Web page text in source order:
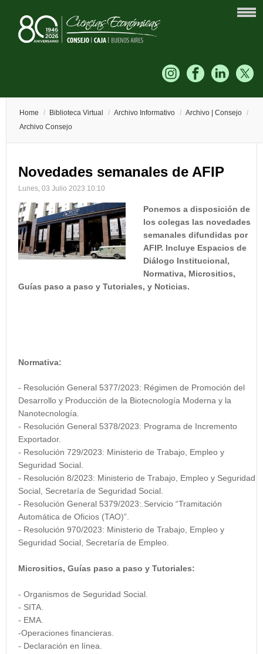
Home / Biblioteca Virtual / Archivo Informativo / Archivo | Consejo /
Archivo Consejo
Novedades semanales de AFIP
Lunes, 03 Julio 2023 10:10
Ponemos a disposición de
los colegas las novedades
semanales difundidas por
AFIP. Incluye Espacios de
Diálogo Institucional,
Normativa, Micrositios,
Guías paso a paso y Tutoriales, y Noticias.
Normativa:
- Resolución General 5377/2023: Régimen de Promoción del
Desarrollo y Producción de la Biotecnología Moderna y la
Nanotecnología.
- Resolución General 5378/2023: Programa de Incremento
Exportador.
- Resolución 729/2023: Ministerio de Trabajo, Empleo y
Seguridad Social.
- Resolución 8/2023: Ministerio de Trabajo, Empleo y Seguridad
Social, Secretaría de Seguridad Social.
- Resolución General 5379/2023:.Servicio “Tramitación
Automática de Oficios (TAO)”.
- Resolución 970/2023: Ministerio de Trabajo, Empleo y
Seguridad Social, Secretaría de Empleo.
Micrositios, Guías paso a paso y Tutoriales:
- Organismos de Seguridad Social.
- SITA.
- EMA.
-Operaciones financieras.
- Declaración en línea.